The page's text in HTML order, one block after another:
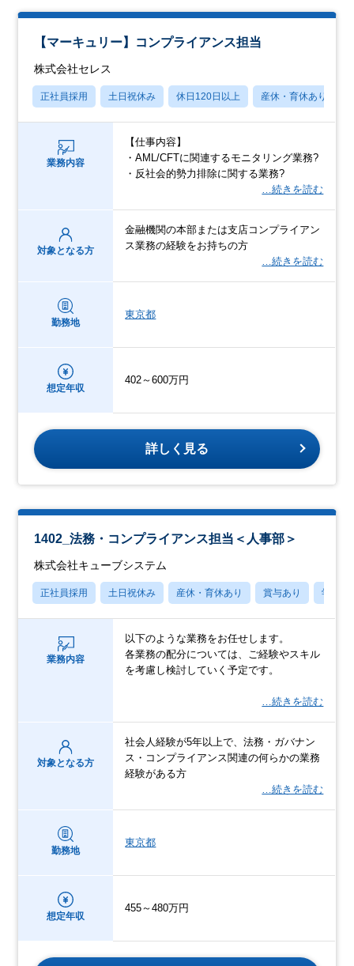
【マーキュリー】コンプライアンス担当
株式会社セレス
正社員採用 土日祝休み 休日120日以上 産休・育休あり
業務内容
【仕事内容】
・AML/CFTに関連するモニタリング業務?
・反社会的勢力排除に関する業務?
…続きを読む
対象となる方
金融機関の本部または支店コンプライアン
ス業務の経験をお持ちの方
…続きを読む
勤務地
東京都
想定年収
402～600万円
詳しく見る
1402_法務・コンプライアンス担当＜人事部＞
株式会社キューブシステム
正社員採用 土日祝休み 産休・育休あり 賞与あり 学歴不
業務内容
以下のような業務をお任せします。
各業務の配分については、ご経験やスキル
を考慮し検討していく予定です。
…続きを読む
対象となる方
社会人経験が5年以上で、法務・ガバナン
ス・コンプライアンス関連の何らかの業務
経験がある方
…続きを読む
勤務地
東京都
想定年収
455～480万円